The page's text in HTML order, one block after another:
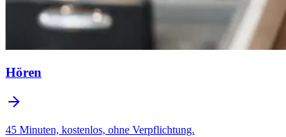
Hören
45 Minuten, kostenlos, ohne Verpflichtung.